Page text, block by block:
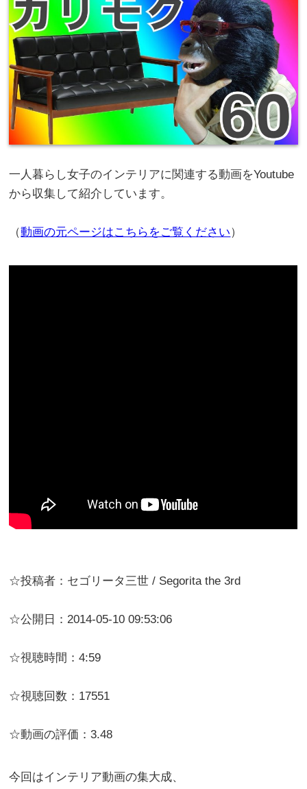
一人暮らし女子のインテリアに関連する動画をYoutube
から収集して紹介しています。
（動画の元ページはこちらをご覧ください）
☆投稿者：セゴリータ三世 / Segorita the 3rd
☆公開日：2014-05-10 09:53:06
☆視聴時間：4:59
☆視聴回数：17551
☆動画の評価：3.48
今回はインテリア動画の集大成、